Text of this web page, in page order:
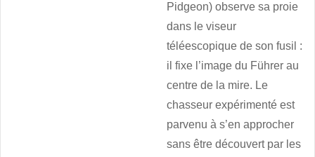
Pidgeon) observe sa proie
dans le viseur
téléescopique de son fusil :
il fixe l’image du Führer au
centre de la mire. Le
chasseur expérimenté est
parvenu à s’en approcher
sans être découvert par les